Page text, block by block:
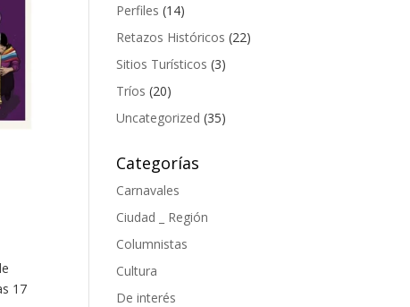
17
Perfiles (14)
Retazos Históricos (22)
Sitios Turísticos (3)
Tríos (20)
Uncategorized (35)
Categorías
Carnavales
Ciudad _ Región
Columnistas
Cultura
De interés